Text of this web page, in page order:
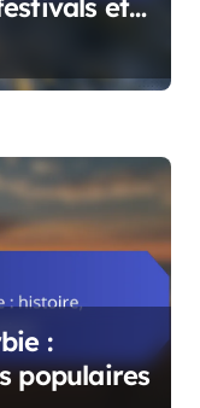
:
populaires